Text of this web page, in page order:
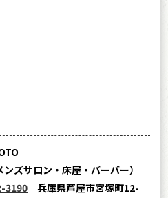
ズサロン・床屋・バーバー）
3190 兵庫県芦屋市宮塚町12-